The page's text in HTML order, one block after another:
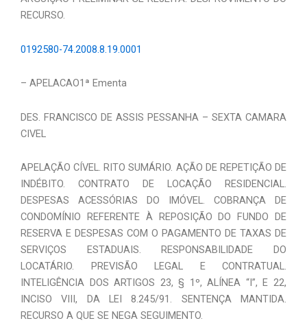
RECURSO.
0192580-74.2008.8.19.0001
– APELACAO1ª Ementa
DES. FRANCISCO DE ASSIS PESSANHA – SEXTA CAMARA
CIVEL
APELAÇÃO CÍVEL. RITO SUMÁRIO. AÇÃO DE REPETIÇÃO DE
INDÉBITO. CONTRATO DE LOCAÇÃO RESIDENCIAL.
DESPESAS ACESSÓRIAS DO IMÓVEL. COBRANÇA DE
CONDOMÍNIO REFERENTE À REPOSIÇÃO DO FUNDO DE
RESERVA E DESPESAS COM O PAGAMENTO DE TAXAS DE
SERVIÇOS ESTADUAIS. RESPONSABILIDADE DO
LOCATÁRIO. PREVISÃO LEGAL E CONTRATUAL.
INTELIGÊNCIA DOS ARTIGOS 23, § 1º, ALÍNEA “I”, E 22,
INCISO VIII, DA LEI 8.245/91. SENTENÇA MANTIDA.
RECURSO A QUE SE NEGA SEGUIMENTO.